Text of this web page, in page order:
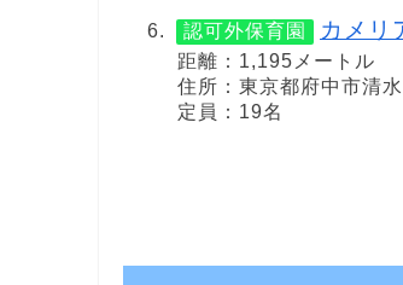
認可外保育園 カメリ
距離：1,195メートル
住所：東京都府中市清
定員：19名